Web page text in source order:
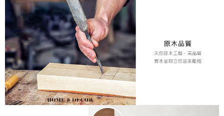
３．未成年的使用者請事先徵得法定代理人或監護人之同意方可使用
「AFTEE先享後付」，若未經同意申辦者引起之損失，本公司不負相關責
４．使用「AFTEE先享後付」時，將依據個別帳號之用戶狀況，依本公司即
時審查核予不同之上限額度；若仍有額度不足之情形，本公司將視審查結果
請求用戶進行身份認證。
５．嚴禁一人註冊多個帳號或使用他人資訊註冊。若發現惡意使用之情形，
恩沛科技股份有限公司將有權停止該用戶之使用額度並採取法律行動。